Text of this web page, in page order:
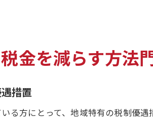
税負担を減らした
今後の売却に役立つ
金を減らす方法
措置
る方にとって、地域特有の税制優